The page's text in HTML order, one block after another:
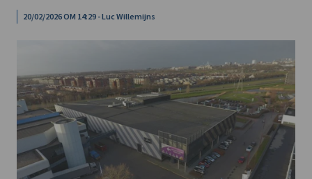
20/02/2026 OM 14:29 - Luc Willemijns